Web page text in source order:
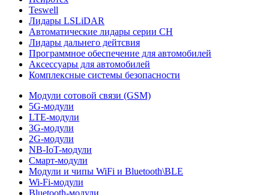
Teswell
Лидары LSLiDAR
Автоматические лидары серии CH
Лидары дальнего дейтсвия
Программное обеспечение для автомобилей
Аксессуары для автомобилей
Комплексные системы безопасности
Модули сотовой связи (GSM)
5G-модули
LTE-модули
3G-модули
2G-модули
NB-IoT-модули
Смарт-модули
Модули и чипы WiFi и Bluetooth\BLE
Wi-Fi-модули